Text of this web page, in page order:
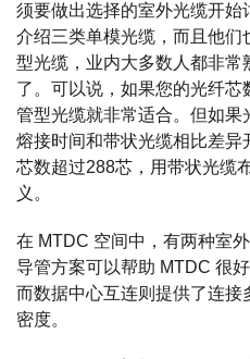
须要做出选择的室外光缆开
介绍三类单模光缆，而且他
型光缆，业内大多数人都非
了。可以说，如果您的光纤
管型光缆就非常适合。但如
熔接时间和带状光缆相比差
芯数超过288芯，用带状光缆
义。
在 MTDC 空间中，有两种室
导管方案可以帮助 MTDC 很
而数据中心互连则提供了连
密度。